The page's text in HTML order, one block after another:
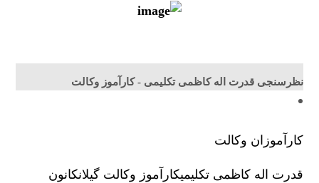
نظرسنجی قدرت اله کاظمی تکلیمی - کارآموز وکالت
کارآموزان وکالت
قدرت اله کاظمی تکلیمیکارآموز وکالت گیلانکانون